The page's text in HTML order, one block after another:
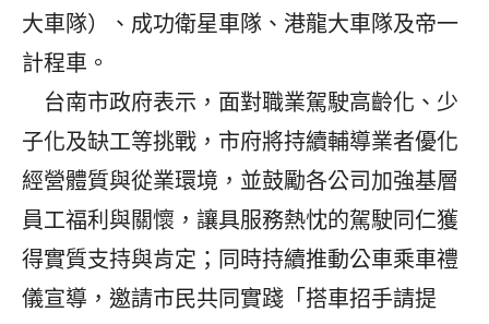
大車隊）、成功衛星車隊、港龍大車隊及帝一
計程車。
台南市政府表示，面對職業駕駛高齡化、少
子化及缺工等挑戰，市府將持續輔導業者優化
經營體質與從業環境，並鼓勵各公司加強基層
員工福利與關懷，讓具服務熱忱的駕駛同仁獲
得實質支持與肯定；同時持續推動公車乘車禮
儀宣導，邀請市民共同實踐「搭車招手請提